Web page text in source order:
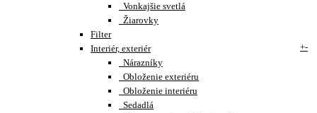
Vonkajšie svetlá
Žiarovky
Filter
Interiér, exteriér
+-
Nárazníky
Obloženie exteriéru
Obloženie interiéru
Sedadlá